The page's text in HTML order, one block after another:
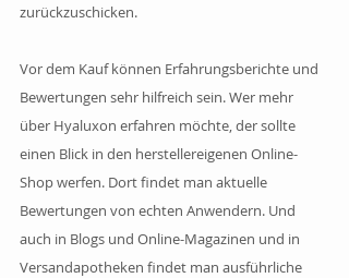
zurückzuschicken.
Vor dem Kauf können Erfahrungsberichte und
Bewertungen sehr hilfreich sein. Wer mehr
über Hyaluxon erfahren möchte, der sollte
einen Blick in den herstellereigenen Online-
Shop werfen. Dort findet man aktuelle
Bewertungen von echten Anwendern. Und
auch in Blogs und Online-Magazinen und in
Versandapotheken findet man ausführliche